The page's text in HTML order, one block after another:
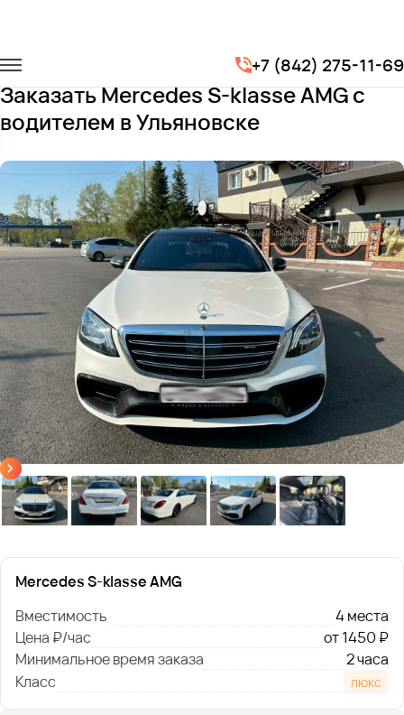
+7 (842) 275-11-69
Легковые автомобили
Mercedes S-klasse AMG
Заказать Mercedes S-klasse AMG с
водителем в Ульяновске
Mercedes S-klasse AMG
Вместимость
4 места
Цена ₽/час
от 1450 ₽
Минимальное время заказа
2 часа
Класс
люкс